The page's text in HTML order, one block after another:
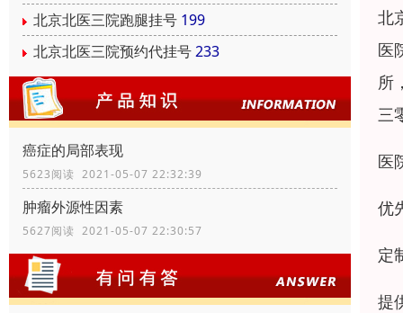
北京北医三院跑腿挂号 199
北京北医三院预约代挂号233
癌症的局部表现
5623阅读 2021-05-07 22:32:39
肿瘤外源性因素
5627阅读 2021-05-07 22:30:57
北
医
所
三
医
优
定
提